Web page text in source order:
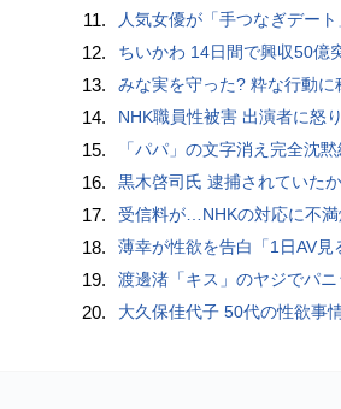
11. 人気女優が「手つなぎデート
12. ちいかわ 14日間で興収50億
13. みな実を守った? 粋な行動に
14. NHK職員性被害 出演者に怒
15. 「パパ」の文字消え完全沈黙
16. 黒木啓司氏 逮捕されていたか
17. 受信料が…NHKの対応に不満
18. 薄幸が性欲を告白「1日AV見
19. 渡邊渚「キス」のヤジでパニ
20. 大久保佳代子 50代の性欲事